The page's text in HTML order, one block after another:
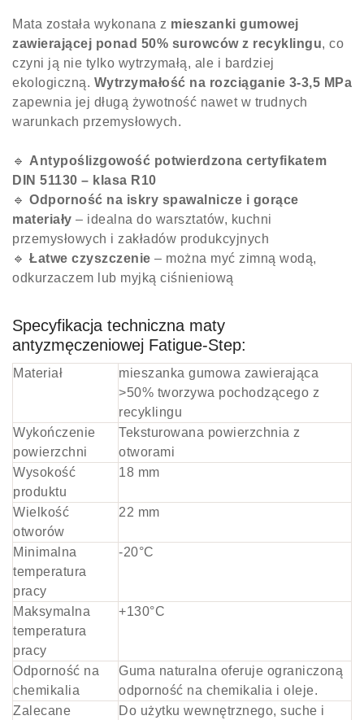
Mata została wykonana z mieszanki gumowej
zawierającej ponad 50% surowców z recyklingu, co
czyni ją nie tylko wytrzymałą, ale i bardziej
ekologiczną. Wytrzymałość na rozciąganie 3-3,5 MPa
zapewnia jej długą żywotność nawet w trudnych
warunkach przemysłowych.
🔹 Antypoślizgowość potwierdzona certyfikatem
DIN 51130 – klasa R10
🔹 Odporność na iskry spawalnicze i gorące
materiały – idealna do warsztatów, kuchni
przemysłowych i zakładów produkcyjnych
🔹 Łatwe czyszczenie – można myć zimną wodą,
odkurzaczem lub myjką ciśnieniową
Specyfikacja techniczna maty
antyzmęczeniowej Fatigue-Step:
Materiał
mieszanka gumowa zawierająca
>50% tworzywa pochodzącego z
recyklingu
Wykończenie
powierzchni
Teksturowana powierzchnia z
otworami
Wysokość
produktu
18 mm
Wielkość
otworów
22 mm
Minimalna
temperatura
pracy
-20°C
Maksymalna
temperatura
pracy
+130°C
Odporność na
chemikalia
Guma naturalna oferuje ograniczoną
odporność na chemikalia i oleje.
Zalecane
Do użytku wewnętrznego, suche i